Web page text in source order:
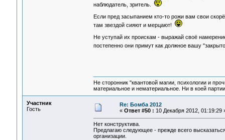
наблюдатель, зритель.
Если пред засыпанием кто-то рожи вам свои
там звездой сияют и мерцают!
Не уступай их проискам - выражай своё
постепенно они примут как должное вашу
Не сторонник "квантовой магии, психологии и
материальное и нематериальное. Ни в коей
Участник
Гость
Re: Бомба 2012
« Ответ #50 : 10 Декабря 2012, 01:19:29
Нет конструктива.
Предлагаю следующее - прежде всего
организации.